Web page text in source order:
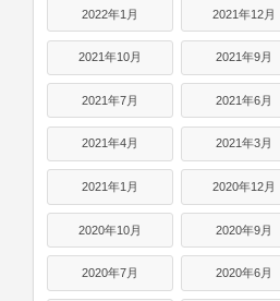
2022年1月 2021年12月
2021年10月 2021年9月
2021年7月 2021年6月
2021年4月 2021年3月
2021年1月 2020年12月
2020年10月 2020年9月
2020年7月 2020年6月